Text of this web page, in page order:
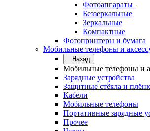
Фотоаппараты
Беззеркальные
Зеркальные
Компактные
Фотопринтеры и бумага
Мобильные телефоны и
Назад
Мобильные телефоны и
Зарядные устройства
Защитные стёкла и
Кабели
Мобильные телефоны
Портативные зарядные
Прочее